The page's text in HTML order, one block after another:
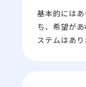
基本的には
ち、希望が
ステムはあり